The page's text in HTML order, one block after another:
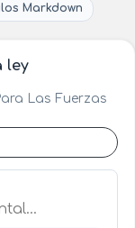
Markdown
ley
Las Fuerzas